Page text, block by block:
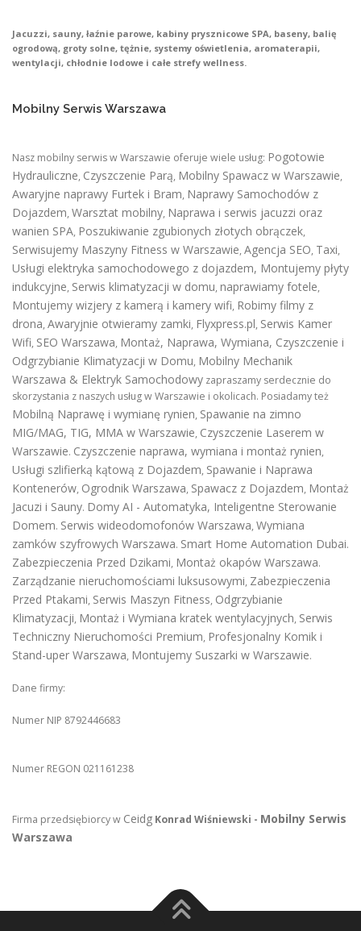
Jacuzzi, sauny, łaźnie parowe, kabiny prysznicowe SPA, baseny, balię
ogrodową, groty solne, tężnie, systemy oświetlenia, aromaterapii,
wentylacji, chłodnie lodowe i całe strefy wellness.
Mobilny Serwis Warszawa
Nasz mobilny serwis w Warszawie oferuje wiele usług: Pogotowie
Hydrauliczne, Czyszczenie Parą, Mobilny Spawacz w Warszawie,
Awaryjne naprawy Furtek i Bram, Naprawy Samochodów z
Dojazdem, Warsztat mobilny, Naprawa i serwis jacuzzi oraz
wanien SPA, Poszukiwanie zgubionych złotych obrączek,
Serwisujemy Maszyny Fitness w Warszawie, Agencja SEO, Taxi,
Usługi elektryka samochodowego z dojazdem, Montujemy płyty
indukcyjne, Serwis klimatyzacji w domu, naprawiamy fotele,
Montujemy wizjery z kamerą i kamery wifi, Robimy filmy z
drona, Awaryjnie otwieramy zamki, Flyxpress.pl, Serwis Kamer
Wifi, SEO Warszawa, Montaż, Naprawa, Wymiana, Czyszczenie i
Odgrzybianie Klimatyzacji w Domu, Mobilny Mechanik
Warszawa & Elektryk Samochodowy zapraszamy serdecznie do
skorzystania z naszych usług w Warszawie i okolicach. Posiadamy też
Mobilną Naprawę i wymianę rynien, Spawanie na zimno
MIG/MAG, TIG, MMA w Warszawie, Czyszczenie Laserem w
Warszawie. Czyszczenie naprawa, wymiana i montaż rynien,
Usługi szlifierką kątową z Dojazdem, Spawanie i Naprawa
Kontenerów, Ogrodnik Warszawa, Spawacz z Dojazdem, Montaż
Jacuzi i Sauny. Domy AI - Automatyka, Inteligentne Sterowanie
Domem. Serwis wideodomofonów Warszawa, Wymiana
zamków szyfrowych Warszawa. Smart Home Automation Dubai.
Zabezpieczenia Przed Dzikami, Montaż okapów Warszawa.
Zarządzanie nieruchomościami luksusowymi, Zabezpieczenia
Przed Ptakami, Serwis Maszyn Fitness, Odgrzybianie
Klimatyzacji, Montaż i Wymiana kratek wentylacyjnych, Serwis
Techniczny Nieruchomości Premium, Profesjonalny Komik i
Stand-uper Warszawa, Montujemy Suszarki w Warszawie.
Dane firmy:
Numer NIP 8792446683
Numer REGON 021161238
Firma przedsiębiorcy w Ceidg Konrad Wiśniewski - Mobilny Serwis
Warszawa